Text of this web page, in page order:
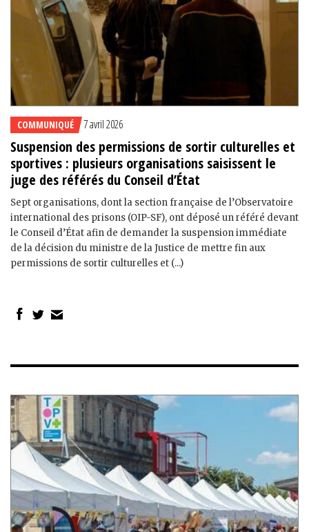
COMMUNIQUÉ 7 avril 2026
Suspension des permissions de sortir culturelles et
sportives : plusieurs organisations saisissent le
juge des référés du Conseil d’État
Sept organisations, dont la section française de l’Observatoire
international des prisons (OIP-SF), ont déposé un référé devant
le Conseil d’État afin de demander la suspension immédiate
de la décision du ministre de la Justice de mettre fin aux
permissions de sortir culturelles et (...)